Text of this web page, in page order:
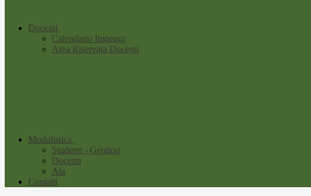
Docenti
Calendario Impegni
Area Riservata Docenti
Modulistica
Studenti - Genitori
Docenti
Ata
Contatti